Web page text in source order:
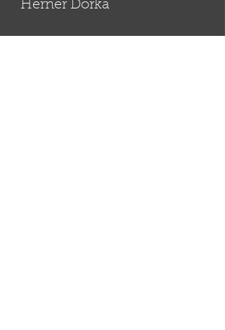
Herner Dorka